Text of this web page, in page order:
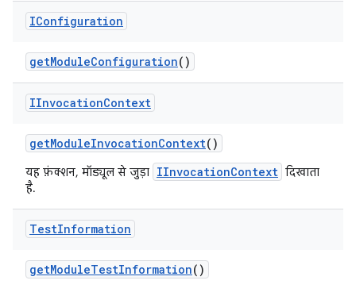
IConfiguration
getModuleConfiguration()
IInvocationContext
getModuleInvocationContext()
यह फ़ंक्शन, मॉड्यूल से जुड़ा IInvocationContext दिखाता
है.
TestInformation
getModuleTestInformation()